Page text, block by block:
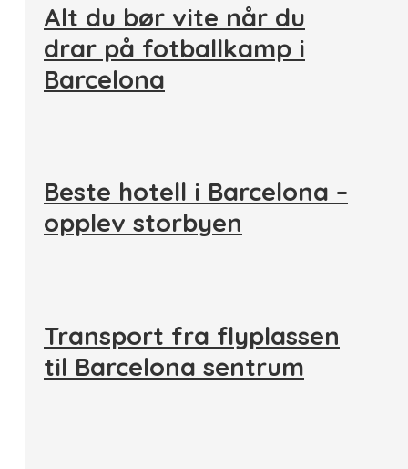
Alt du bør vite når du
drar på fotballkamp i
Barcelona
Beste hotell i Barcelona –
opplev storbyen
Transport fra flyplassen
til Barcelona sentrum